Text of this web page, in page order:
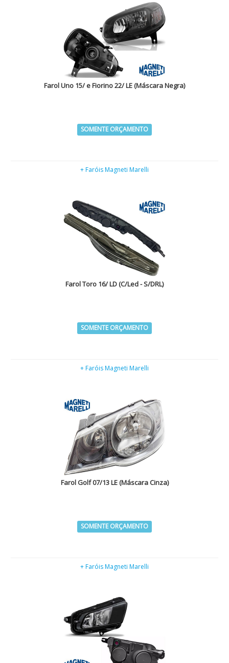
Farol Uno 15/ e Fiorino 22/ LE (Máscara Negra)
SOMENTE ORÇAMENTO
+ Faróis Magneti Marelli
Farol Toro 16/ LD (C/Led - S/DRL)
SOMENTE ORÇAMENTO
+ Faróis Magneti Marelli
Farol Golf 07/13 LE (Máscara Cinza)
SOMENTE ORÇAMENTO
+ Faróis Magneti Marelli